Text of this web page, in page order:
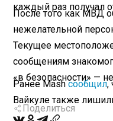
каждый раз получал
После того как МВД
нежелательной
Текущее
сообщениям
«в безопасности» —
Ранее Mashсообщил,
Вайкуле также
Поделиться